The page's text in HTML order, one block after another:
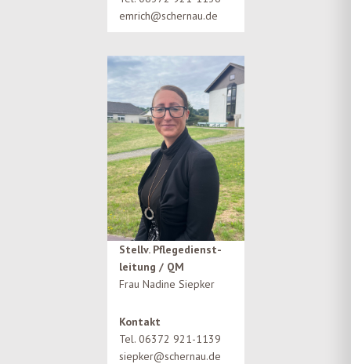
emrich@schernau.de
Stellv. Pflegedienst-
leitung / QM
Frau Nadine Siepker
Kontakt
Tel. 06372 921-1139
siepker@schernau.de